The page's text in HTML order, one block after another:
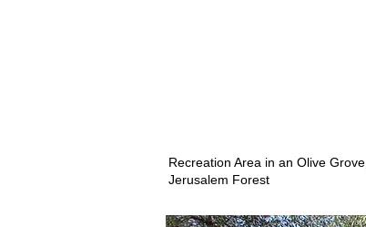
Recreation Area in an Olive Grove,
Jerusalem Forest